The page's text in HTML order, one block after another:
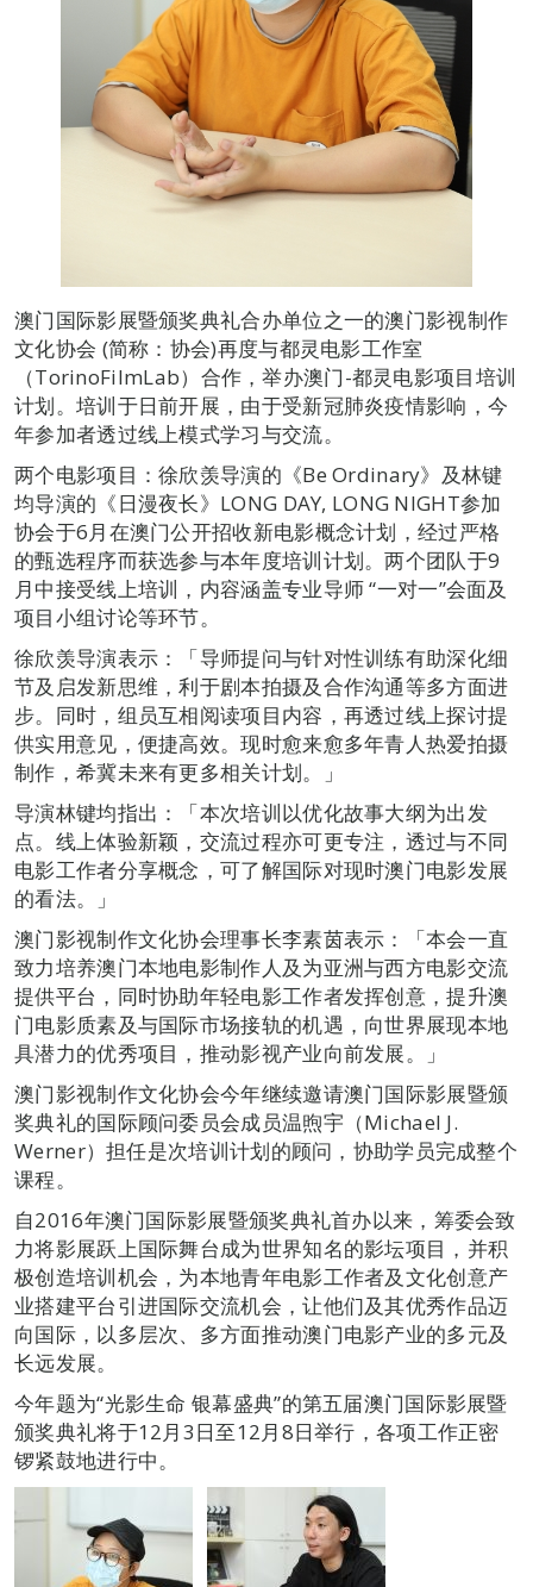
澳门国际影展暨颁奖典礼合办单位之一的澳门影视制作
文化协会 (简称：协会)再度与都灵电影工作室
（TorinoFilmLab）合作，举办澳门-都灵电影项目培训
计划。培训于日前开展，由于受新冠肺炎疫情影响，今
年参加者透过线上模式学习与交流。
两个电影项目：徐欣羡导演的《Be Ordinary》及林键
均导演的《日漫夜长》LONG DAY, LONG NIGHT参加
协会于6月在澳门公开招收新电影概念计划，经过严格
的甄选程序而获选参与本年度培训计划。两个团队于9
月中接受线上培训，内容涵盖专业导师 “一对一”会面及
项目小组讨论等环节。
徐欣羡导演表示：「导师提问与针对性训练有助深化细
节及启发新思维，利于剧本拍摄及合作沟通等多方面进
步。同时，组员互相阅读项目内容，再透过线上探讨提
供实用意见，便捷高效。现时愈来愈多年青人热爱拍摄
制作，希冀未来有更多相关计划。」
导演林键均指出：「本次培训以优化故事大纲为出发
点。线上体验新颖，交流过程亦可更专注，透过与不同
电影工作者分享概念，可了解国际对现时澳门电影发展
的看法。」
澳门影视制作文化协会理事长李素茵表示：「本会一直
致力培养澳门本地电影制作人及为亚洲与西方电影交流
提供平台，同时协助年轻电影工作者发挥创意，提升澳
门电影质素及与国际市场接轨的机遇，向世界展现本地
具潜力的优秀项目，推动影视产业向前发展。」
澳门影视制作文化协会今年继续邀请澳门国际影展暨颁
奖典礼的国际顾问委员会成员温煦宇（Michael J.
Werner）担任是次培训计划的顾问，协助学员完成整个
课程。
自2016年澳门国际影展暨颁奖典礼首办以来，筹委会致
力将影展跃上国际舞台成为世界知名的影坛项目，并积
极创造培训机会，为本地青年电影工作者及文化创意产
业搭建平台引进国际交流机会，让他们及其优秀作品迈
向国际，以多层次、多方面推动澳门电影产业的多元及
长远发展。
今年题为“光影生命 银幕盛典”的第五届澳门国际影展暨
颁奖典礼将于12月3日至12月8日举行，各项工作正密
锣紧鼓地进行中。